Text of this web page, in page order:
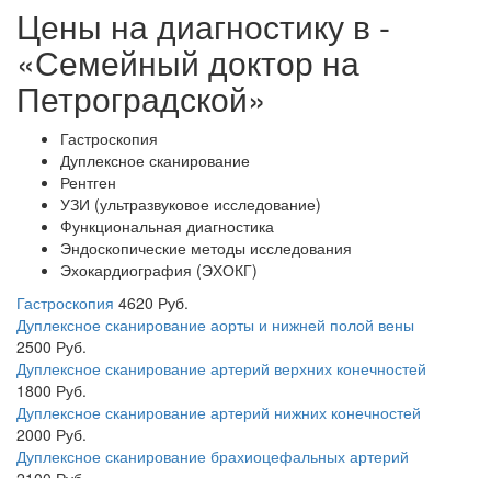
Цены на диагностику в -
«Семейный доктор на
Петроградской»
Гастроскопия
Дуплексное сканирование
Рентген
УЗИ (ультразвуковое исследование)
Функциональная диагностика
Эндоскопические методы исследования
Эхокардиография (ЭХОКГ)
Гастроскопия 4620 Руб.
Дуплексное сканирование аорты и нижней полой вены
2500 Руб.
Дуплексное сканирование артерий верхних конечностей
1800 Руб.
Дуплексное сканирование артерий нижних конечностей
2000 Руб.
Дуплексное сканирование брахиоцефальных артерий